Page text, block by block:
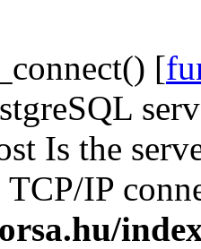
[
Is the
TCP/IP